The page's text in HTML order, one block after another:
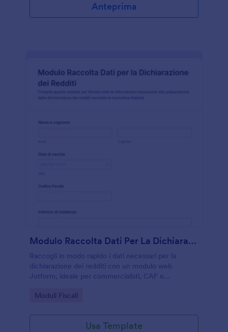
Anteprima
Modulo Raccolta Dati Per La Dichiarazione Dei Redditi
Raccogli in modo rapido i dati necessari per la
dichiarazione dei redditi con un modulo web
Jotform, ideale per commercialisti, CAF e
e organizzare ogni risposta del modulo.
Go to Category:
Moduli Fiscali
Usa Template